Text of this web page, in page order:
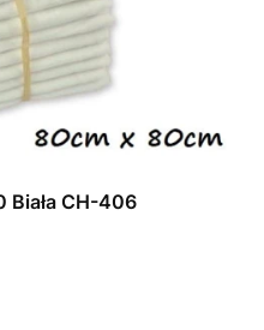
Biała CH-406